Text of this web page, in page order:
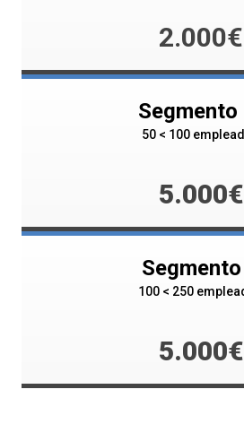
2.000€
Segmento
50 < 100
5.000€
100 < 250
5.000€